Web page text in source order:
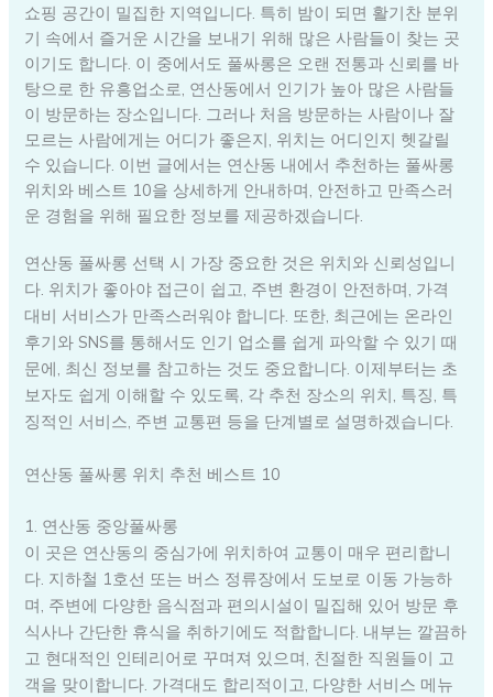
쇼핑 공간이 밀집한 지역입니다. 특히 밤이 되면 활기찬 분위
기 속에서 즐거운 시간을 보내기 위해 많은 사람들이 찾는 곳
이기도 합니다. 이 중에서도 풀싸롱은 오랜 전통과 신뢰를 바
탕으로 한 유흥업소로, 연산동에서 인기가 높아 많은 사람들
이 방문하는 장소입니다. 그러나 처음 방문하는 사람이나 잘
모르는 사람에게는 어디가 좋은지, 위치는 어디인지 헷갈릴
수 있습니다. 이번 글에서는 연산동 내에서 추천하는 풀싸롱
위치와 베스트 10을 상세하게 안내하며, 안전하고 만족스러
운 경험을 위해 필요한 정보를 제공하겠습니다.
연산동 풀싸롱 선택 시 가장 중요한 것은 위치와 신뢰성입니
다. 위치가 좋아야 접근이 쉽고, 주변 환경이 안전하며, 가격
대비 서비스가 만족스러워야 합니다. 또한, 최근에는 온라인
후기와 SNS를 통해서도 인기 업소를 쉽게 파악할 수 있기 때
문에, 최신 정보를 참고하는 것도 중요합니다. 이제부터는 초
보자도 쉽게 이해할 수 있도록, 각 추천 장소의 위치, 특징, 특
징적인 서비스, 주변 교통편 등을 단계별로 설명하겠습니다.
연산동 풀싸롱 위치 추천 베스트 10
1. 연산동 중앙풀싸롱
이 곳은 연산동의 중심가에 위치하여 교통이 매우 편리합니
다. 지하철 1호선 또는 버스 정류장에서 도보로 이동 가능하
며, 주변에 다양한 음식점과 편의시설이 밀집해 있어 방문 후
식사나 간단한 휴식을 취하기에도 적합합니다. 내부는 깔끔하
고 현대적인 인테리어로 꾸며져 있으며, 친절한 직원들이 고
객을 맞이합니다. 가격대도 합리적이고, 다양한 서비스 메뉴